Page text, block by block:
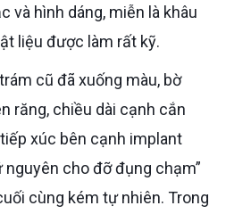
và hình dáng, miễn là khâu
liệu được làm rất kỹ.
răng, chiều dài cạnh cắn
xúc bên cạnh implant
nguyên cho đỡ đụng chạm”
cùng kém tự nhiên. Trong